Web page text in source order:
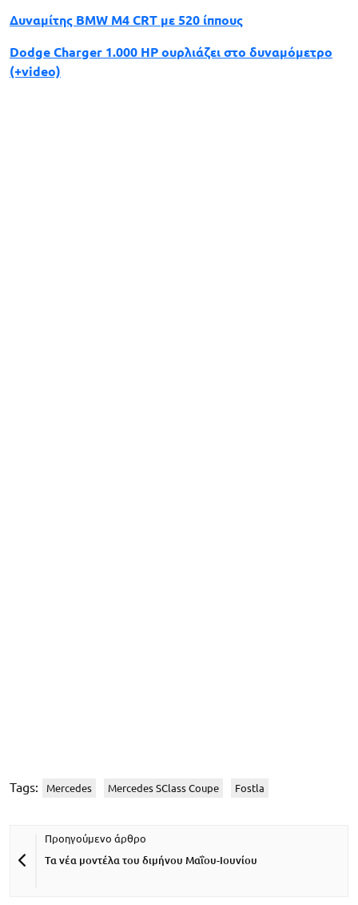
Δυναμίτης BMW M4 CRT με 520 ίππους
Dodge Charger 1.000 HP ουρλιάζει στο δυναμόμετρο
(+video)
Tags: Mercedes Mercedes SClass Coupe Fostla
Τα νέα μοντέλα του διμήνου Μαΐου-Ιουνίου